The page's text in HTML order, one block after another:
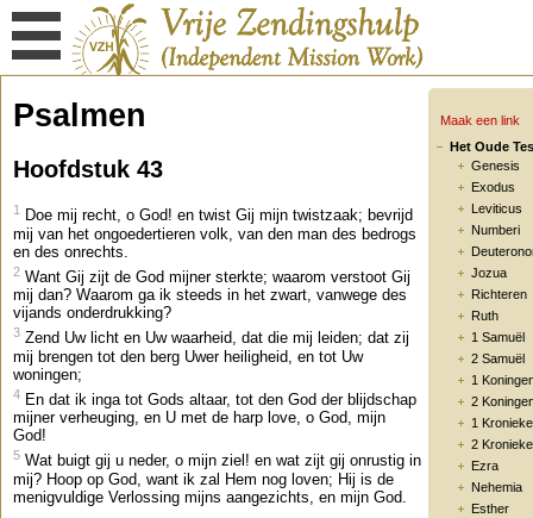
Maak een link
Het Oude
Genesis
Exodus
Leviticus
Numberi
Jozua
Richteren
Ruth
1 Samuël
2 Samuël
1
2
1
2
Ezra
Nehemia
Esther
Psalmen
Hoofdstuk 43
1
Doe mij recht, o God! en twist Gij mijn twistzaak; bevrijd
mij van het ongoedertieren volk, van den man des bedrogs
en des onrechts.
2 Want Gij zijt de God mijner sterkte; waarom verstoot Gij
mij dan? Waarom ga ik steeds in het zwart, vanwege des
vijands onderdrukking?
3 Zend Uw licht en Uw waarheid, dat die mij leiden; dat zij
mij brengen tot den berg Uwer heiligheid, en tot Uw
woningen;
4 En dat ik inga tot Gods altaar, tot den God der blijdschap
mijner verheuging, en U met de harp love, o God, mijn
God!
5 Wat buigt gij u neder, o mijn ziel! en wat zijt gij onrustig in
mij? Hoop op God, want ik zal Hem nog loven; Hij is de
menigvuldige Verlossing mijns aangezichts, en mijn God.